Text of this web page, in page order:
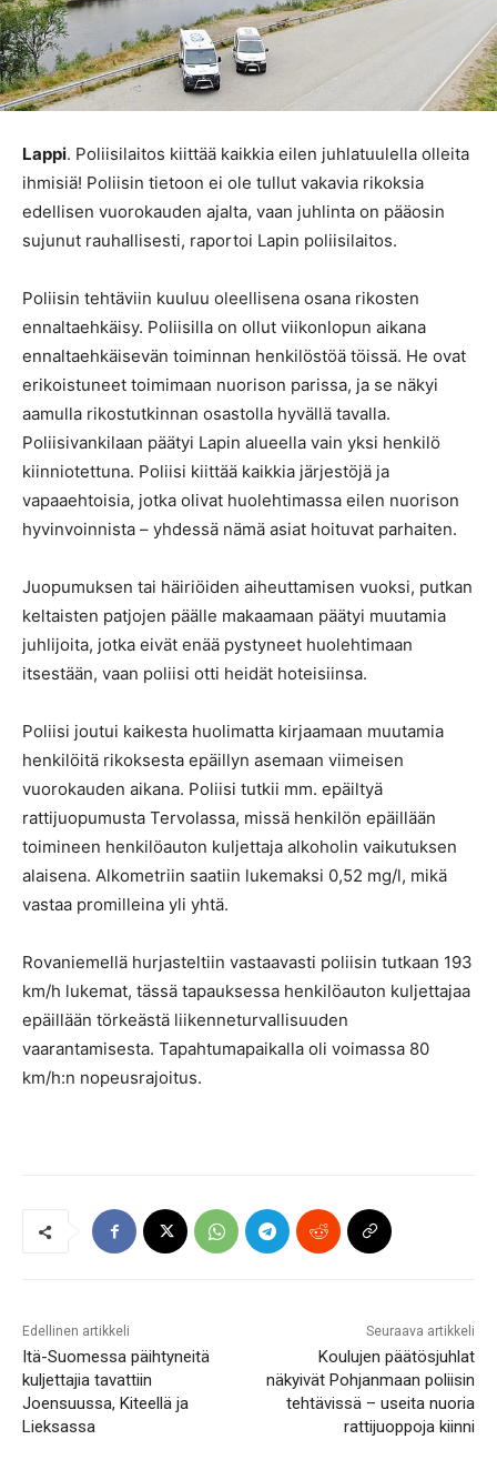
Lappi. Poliisilaitos kiittää kaikkia eilen juhlatuulella olleita
ihmisiä! Poliisin tietoon ei ole tullut vakavia rikoksia
edellisen vuorokauden ajalta, vaan juhlinta on pääosin
sujunut rauhallisesti, raportoi Lapin poliisilaitos.
Poliisin tehtäviin kuuluu oleellisena osana rikosten
ennaltaehkäisy. Poliisilla on ollut viikonlopun aikana
ennaltaehkäisevän toiminnan henkilöstöä töissä. He ovat
erikoistuneet toimimaan nuorison parissa, ja se näkyi
aamulla rikostutkinnan osastolla hyvällä tavalla.
Poliisivankilaan päätyi Lapin alueella vain yksi henkilö
kiinniotettuna. Poliisi kiittää kaikkia järjestöjä ja
vapaaehtoisia, jotka olivat huolehtimassa eilen nuorison
hyvinvoinnista – yhdessä nämä asiat hoituvat parhaiten.
Juopumuksen tai häiriöiden aiheuttamisen vuoksi, putkan
keltaisten patjojen päälle makaamaan päätyi muutamia
juhlijoita, jotka eivät enää pystyneet huolehtimaan
itsestään, vaan poliisi otti heidät hoteisiinsa.
Poliisi joutui kaikesta huolimatta kirjaamaan muutamia
henkilöitä rikoksesta epäillyn asemaan viimeisen
vuorokauden aikana. Poliisi tutkii mm. epäiltyä
rattijuopumusta Tervolassa, missä henkilön epäillään
toimineen henkilöauton kuljettaja alkoholin vaikutuksen
alaisena. Alkometriin saatiin lukemaksi 0,52 mg/l, mikä
vastaa promilleina yli yhtä.
Rovaniemellä hurjasteltiin vastaavasti poliisin tutkaan 193
km/h lukemat, tässä tapauksessa henkilöauton kuljettajaa
epäillään törkeästä liikenneturvallisuuden
vaarantamisesta. Tapahtumapaikalla oli voimassa 80
km/h:n nopeusrajoitus.
Edellinen artikkeli
Itä-Suomessa päihtyneitä
kuljettajia tavattiin
Joensuussa, Kiteellä ja
Lieksassa
Seuraava artikkeli
Koulujen päätösjuhlat
näkyivät Pohjanmaan poliisin
tehtävissä – useita nuoria
rattijuoppoja kiinni